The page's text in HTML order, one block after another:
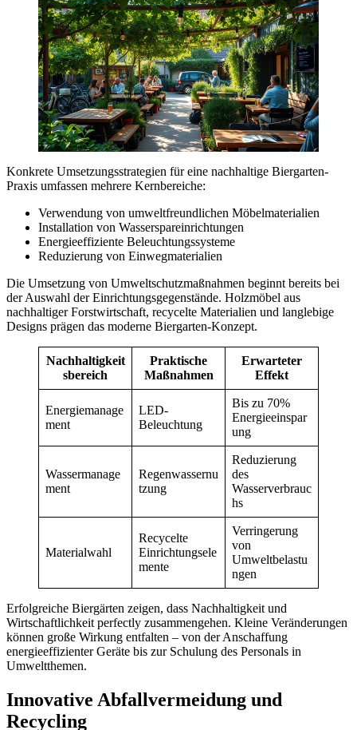
Konkrete Umsetzungsstrategien für eine nachhaltige Biergarten-
Praxis umfassen mehrere Kernbereiche:
Verwendung von umweltfreundlichen Möbelmaterialien
Installation von Wasserspareinrichtungen
Energieeffiziente Beleuchtungssysteme
Reduzierung von Einwegmaterialien
Die Umsetzung von Umweltschutzmaßnahmen beginnt bereits bei
der Auswahl der Einrichtungsgegenstände. Holzmöbel aus
nachhaltiger Forstwirtschaft, recycelte Materialien und langlebige
Designs prägen das moderne Biergarten-Konzept.
Nachhaltigkeit
sbereich
Praktische
Maßnahmen
Erwarteter
Effekt
Energiemanage
ment
LED-
Beleuchtung
Bis zu 70%
Energieeinspar
ung
Wassermanage
ment
Regenwassernu
tzung
Reduzierung
des
Wasserverbrauc
hs
Materialwahl
Recycelte
Einrichtungsele
mente
Verringerung
von
Umweltbelastu
ngen
Erfolgreiche Biergärten zeigen, dass Nachhaltigkeit und
Wirtschaftlichkeit perfectly zusammengehen. Kleine Veränderungen
können große Wirkung entfalten – von der Anschaffung
energieeffizienter Geräte bis zur Schulung des Personals in
Umweltthemen.
Innovative Abfallvermeidung und
Recycling